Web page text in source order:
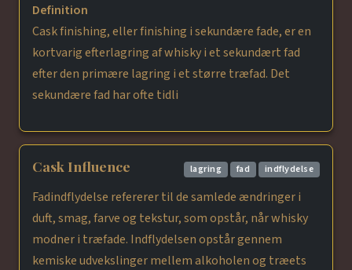
Definition
Cask finishing, eller finishing i sekundære fade, er en
kortvarig efterlagring af whisky i et sekundært fad
efter den primære lagring i et større træfad. Det
sekundære fad har ofte tidli
Cask Influence lagring fad indflydelse
Fadindflydelse refererer til de samlede ændringer i
duft, smag, farve og tekstur, som opstår, når whisky
modner i træfade. Indflydelsen opstår gennem
kemiske udvekslinger mellem alkoholen og træets